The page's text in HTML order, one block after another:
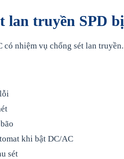
lan truyền SPD
có nhiệm vụ chống sét lan
khi bật DC/AC
sét